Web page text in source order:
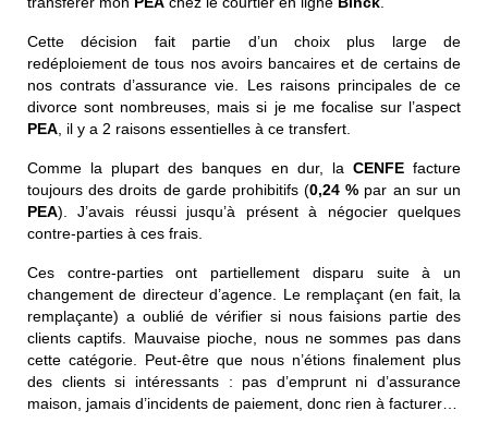
Cette décision fait partie d’un choix plus large de
redéploiement de tous nos avoirs bancaires et de certains de
nos contrats d’assurance vie. Les raisons principales de ce
divorce sont nombreuses, mais si je me focalise sur l’aspect
PEA, il y a 2 raisons essentielles à ce transfert.
Comme la plupart des banques en dur, la CENFEfacture
toujours des droits de garde prohibitifs (0,24 % par an sur un
PEA). J’avais réussi jusqu’à présent à négocier quelques
contre-parties à ces frais.
Ces contre-parties ont partiellement disparu suite à un
changement de directeur d’agence. Le remplaçant (en fait, la
remplaçante) a oublié de vérifier si nous faisions partie des
clients captifs. Mauvaise pioche, nous ne sommes pas dans
cette catégorie. Peut-être que nous n’étions finalement plus
des clients si intéressants : pas d’emprunt ni d’assurance
maison, jamais d’incidents de paiement, donc rien à facturer…